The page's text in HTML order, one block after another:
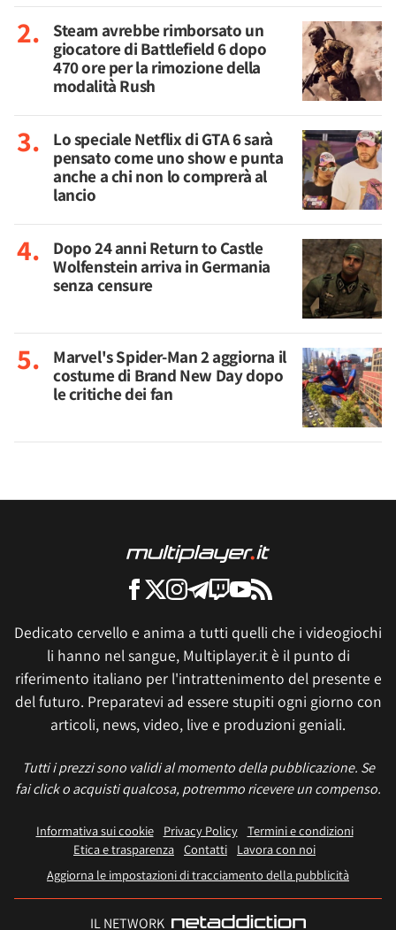
Steam avrebbe rimborsato un
giocatore di Battlefield 6 dopo
470 ore per la rimozione della
modalità Rush
Lo speciale Netflix di GTA 6 sarà
pensato come uno show e punta
anche a chi non lo comprerà al
lancio
Dopo 24 anni Return to Castle
Wolfenstein arriva in Germania
senza censure
Marvel's Spider-Man 2 aggiorna il
costume di Brand New Day dopo
le critiche dei fan
Dedicato cervello e anima a tutti quelli che i videogiochi
li hanno nel sangue, Multiplayer.it è il punto di
riferimento italiano per l'intrattenimento del presente e
del futuro. Preparatevi ad essere stupiti ogni giorno con
articoli, news, video, live e produzioni geniali.
Tutti i prezzi sono validi al momento della pubblicazione. Se
fai click o acquisti qualcosa, potremmo ricevere un compenso.
Informativa sui cookie Privacy Policy
Termini e condizioni
Etica e trasparenza Contatti
Lavora con noi
Aggiorna le impostazioni di tracciamento della pubblicità
IL NETWORK